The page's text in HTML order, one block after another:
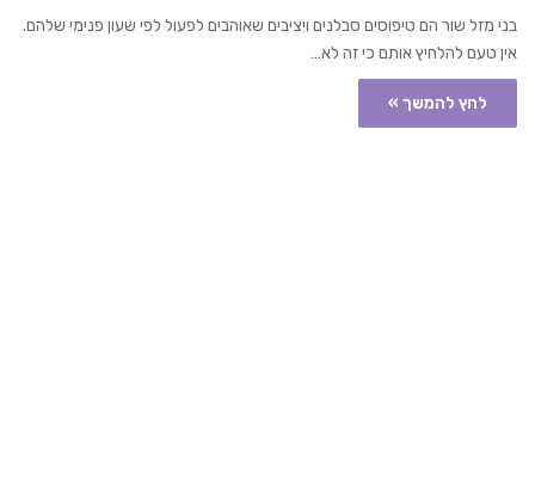
בני מזל שור הם טיפוסים סבלנים ויציבים שאוהבים לפעול לפי שעון פנימי שלהם.
אין טעם להלחיץ אותם כי זה לא…
לחץ להמשך »